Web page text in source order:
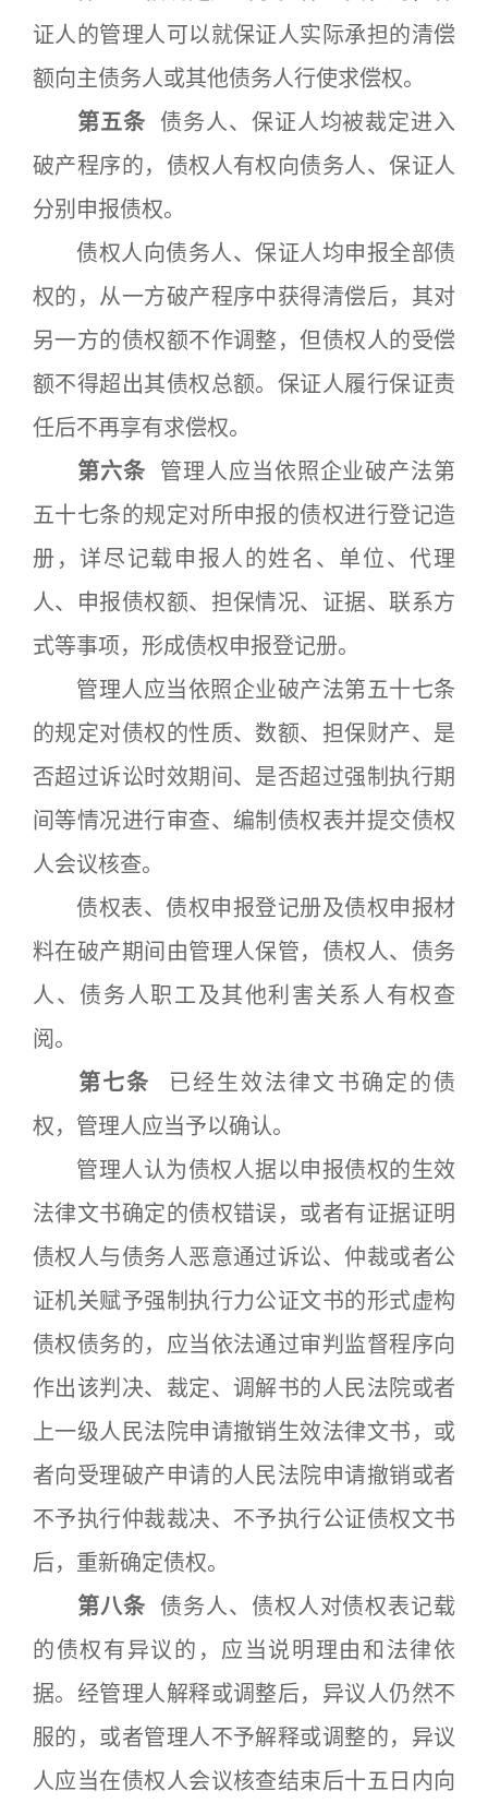
证人的管理人可以就保证人实际承担的清偿
额向主债务人或其他债务人行使求偿权。
第五条 债务人、保证人均被裁定进入
破产程序的，债权人有权向债务人、保证人
分别申报债权。
债权人向债务人、保证人均申报全部债
权的，从一方破产程序中获得清偿后，其对
另一方的债权额不作调整，但债权人的受偿
额不得超出其债权总额。保证人履行保证责
任后不再享有求偿权。
第六条 管理人应当依照企业破产法第
五十七条的规定对所申报的债权进行登记造
册，详尽记载申报人的姓名、单位、代理
人、申报债权额、担保情况、证据、联系方
式等事项，形成债权申报登记册。
管理人应当依照企业破产法第五十七条
的规定对债权的性质、数额、担保财产、是
否超过诉讼时效期间、是否超过强制执行期
间等情况进行审查、编制债权表并提交债权
人会议核查。
债权表、债权申报登记册及债权申报材
料在破产期间由管理人保管，债权人、债务
人、债务人职工及其他利害关系人有权查
阅。
第七条
已经生效法律文书确定的债
权，管理人应当予以确认。
管理人认为债权人据以申报债权的生效
法律文书确定的债权错误，或者有证据证明
债权人与债务人恶意通过诉讼、仲裁或者公
证机关赋予强制执行力公证文书的形式虚构
债权债务的，应当依法通过审判监督程序向
作出该判决、裁定、调解书的人民法院或者
上一级人民法院申请撤销生效法律文书，或
者向受理破产申请的人民法院申请撤销或者
不予执行仲裁裁决、不予执行公证债权文书
后，重新确定债权。
第八条 债务人、债权人对债权表记载
的债权有异议的，应当说明理由和法律依
据。经管理人解释或调整后，异议人仍然不
服的，或者管理人不予解释或调整的，异议
人应当在债权人会议核查结束后十五日内向